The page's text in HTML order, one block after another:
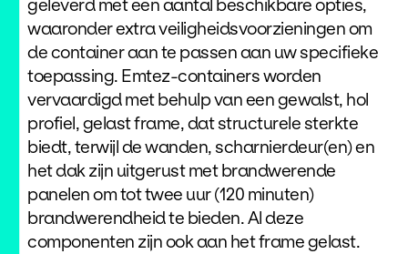
geleverd met een aantal beschikbare opties,
waaronder extra veiligheidsvoorzieningen om
de container aan te passen aan uw specifieke
toepassing. Emtez-containers worden
vervaardigd met behulp van een gewalst, hol
profiel, gelast frame, dat structurele sterkte
biedt, terwijl de wanden, scharnierdeur(en) en
het dak zijn uitgerust met brandwerende
panelen om tot twee uur (120 minuten)
brandwerendheid te bieden. Al deze
componenten zijn ook aan het frame gelast.